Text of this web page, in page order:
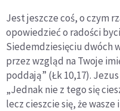
Jest jeszcze coś, o czym
opowiedzieć o radości
Siedemdziesięciu dwóch
przez wzgląd na Twoje
poddają” (Łk 10,17).
„Jednak nie z tego się
lecz cieszcie się, że